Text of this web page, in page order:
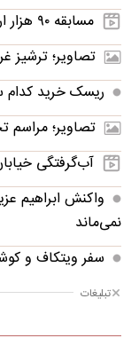
مسابقه ۹۰ هزار اردک پلاستیکی در رودخانه شیکاگو
تصاویر؛ ترشیز
ریسک خرید
تصاویر؛ مراسم
آب‌گرفتگی
واکنش ابراهیم
نمی‌ماند
سفر ویتکاف و
تبلیغات